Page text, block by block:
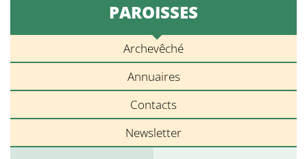
PAROISSES
Archevêché
Annuaires
Contacts
Newsletter